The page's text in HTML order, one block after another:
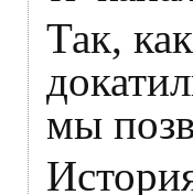
Так,
мы